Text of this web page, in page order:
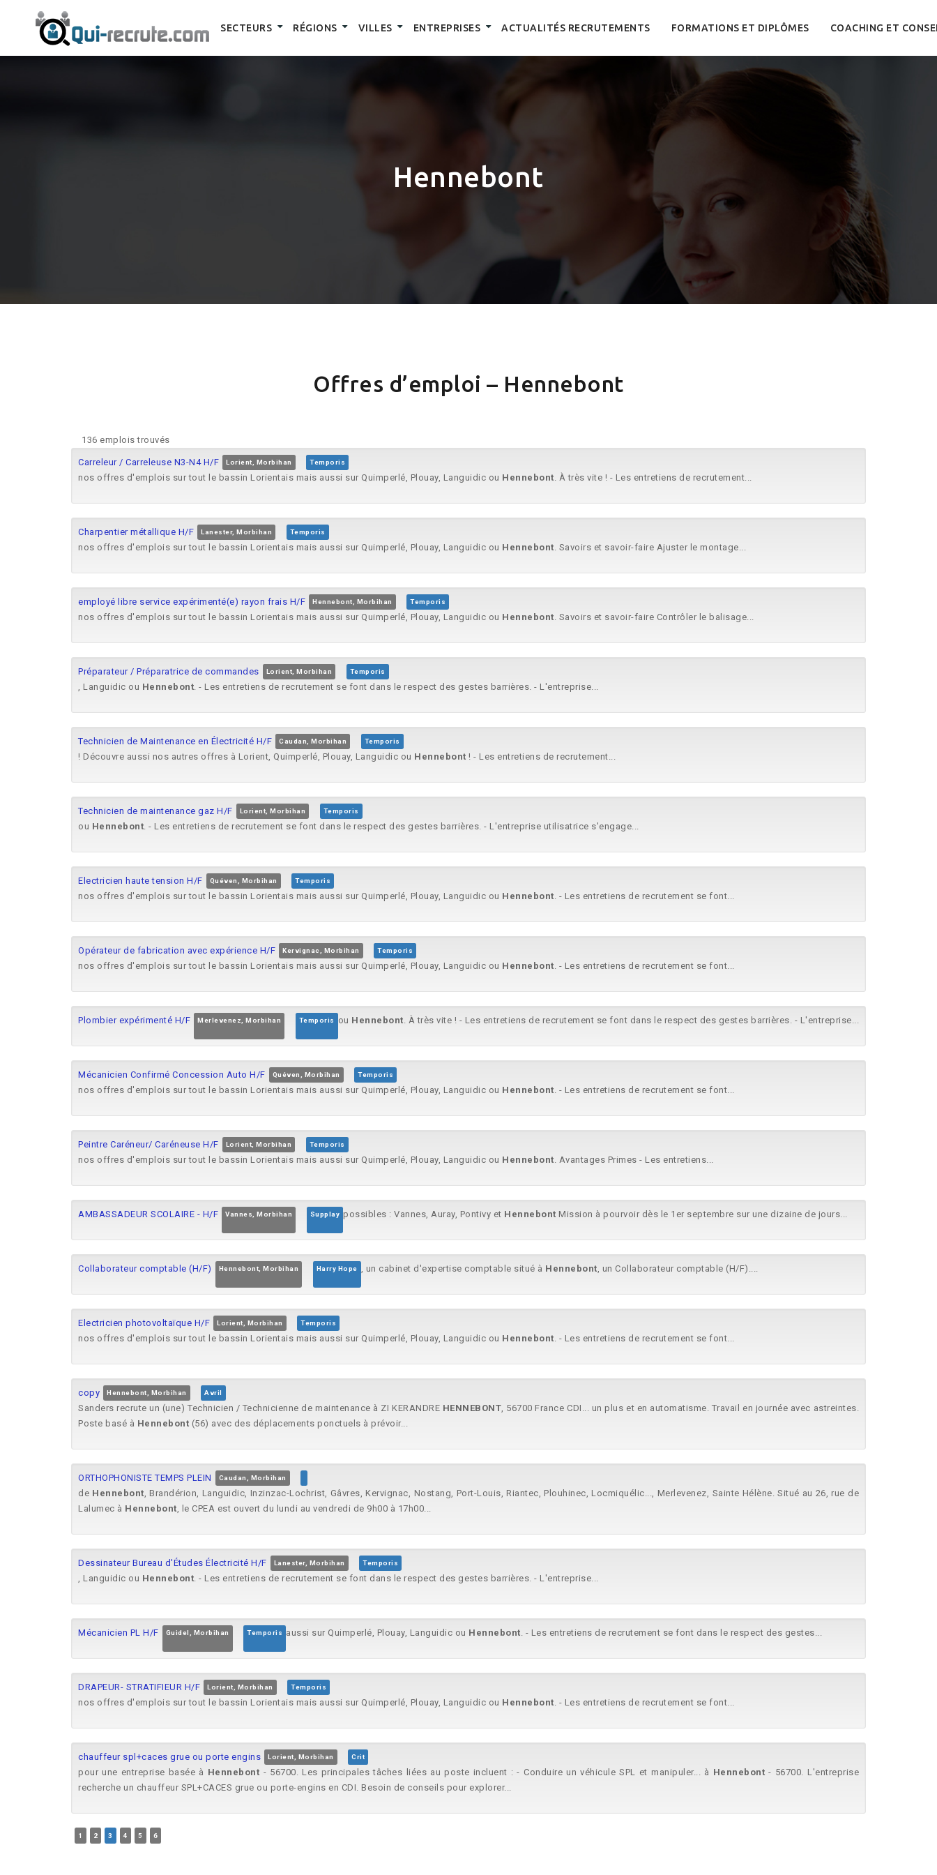
SECTEURS RÉGIONS VILLES ENTREPRISES ACTUALITÉS RECRUTEMENTS FORMATIONS ET DIPLÔMES COACHING ET
Hennebont
Offres d’emploi – Hennebont
136 emplois trouvés
Carreleur / Carreleuse N3-N4 H/F Lorient, Morbihan Temporis
nos offres d'emplois sur tout le bassin Lorientais mais aussi sur Quimperlé, Plouay, Languidic ou Hennebont. À très vite ! - Les entretiens de recrutement...
Charpentier métallique H/F Lanester, Morbihan Temporis
nos offres d'emplois sur tout le bassin Lorientais mais aussi sur Quimperlé, Plouay, Languidic ou Hennebont. Savoirs et savoir-faire Ajuster le montage...
employé libre service expérimenté(e) rayon frais H/F Hennebont, Morbihan Temporis
nos offres d'emplois sur tout le bassin Lorientais mais aussi sur Quimperlé, Plouay, Languidic ou Hennebont. Savoirs et savoir-faire Contrôler le balisage...
Préparateur / Préparatrice de commandes Lorient, Morbihan Temporis
, Languidic ou Hennebont. - Les entretiens de recrutement se font dans le respect des gestes barrières. - L'entreprise...
Technicien de Maintenance en Électricité H/F Caudan, Morbihan Temporis
! Découvre aussi nos autres offres à Lorient, Quimperlé, Plouay, Languidic ou Hennebont ! - Les entretiens de recrutement...
Technicien de maintenance gaz H/F Lorient, Morbihan Temporis
ou Hennebont. - Les entretiens de recrutement se font dans le respect des gestes barrières. - L'entreprise utilisatrice s'engage...
Electricien haute tension H/F Quéven, Morbihan Temporis
nos offres d'emplois sur tout le bassin Lorientais mais aussi sur Quimperlé, Plouay, Languidic ou Hennebont. - Les entretiens de recrutement se font...
Opérateur de fabrication avec expérience H/F Kervignac, Morbihan Temporis
nos offres d'emplois sur tout le bassin Lorientais mais aussi sur Quimperlé, Plouay, Languidic ou Hennebont. - Les entretiens de recrutement se font...
Plombier expérimenté H/F Merlevenez, Morbihan Temporis ou Hennebont. À très vite ! - Les entretiens de recrutement se font dans le respect des gestes barrières. - L'entreprise...
Mécanicien Confirmé Concession Auto H/F Quéven, Morbihan Temporis
nos offres d'emplois sur tout le bassin Lorientais mais aussi sur Quimperlé, Plouay, Languidic ou Hennebont. - Les entretiens de recrutement se font...
Peintre Caréneur/ Caréneuse H/F Lorient, Morbihan Temporis
nos offres d'emplois sur tout le bassin Lorientais mais aussi sur Quimperlé, Plouay, Languidic ou Hennebont. Avantages Primes - Les entretiens...
AMBASSADEUR SCOLAIRE - H/F Vannes, Morbihan Supplay possibles : Vannes, Auray, Pontivy et Hennebont Mission à pourvoir dès le 1er septembre sur une dizaine de jours...
Collaborateur comptable (H/F) Hennebont, Morbihan Harry Hope , un cabinet d'expertise comptable situé à Hennebont, un Collaborateur comptable (H/F)....
Electricien photovoltaïque H/F Lorient, Morbihan Temporis
nos offres d'emplois sur tout le bassin Lorientais mais aussi sur Quimperlé, Plouay, Languidic ou Hennebont. - Les entretiens de recrutement se font...
copy Hennebont, Morbihan Avril
Sanders recrute un (une) Technicien / Technicienne de maintenance à ZI KERANDRE HENNEBONT, 56700 France CDI... un plus et en automatisme. Travail en journée avec astreintes.
Poste basé à Hennebont (56) avec des déplacements ponctuels à prévoir...
ORTHOPHONISTE TEMPS PLEIN Caudan, Morbihan
de Hennebont, Brandérion, Languidic, Inzinzac-Lochrist, Gâvres, Kervignac, Nostang, Port-Louis, Riantec, Plouhinec, Locmiquélic..., Merlevenez, Sainte Hélène. Situé au 26, rue de
Lalumec à Hennebont, le CPEA est ouvert du lundi au vendredi de 9h00 à 17h00...
Dessinateur Bureau d'Études Électricité H/F Lanester, Morbihan Temporis
, Languidic ou Hennebont. - Les entretiens de recrutement se font dans le respect des gestes barrières. - L'entreprise...
Mécanicien PL H/F Guidel, Morbihan Temporis aussi sur Quimperlé, Plouay, Languidic ou Hennebont. - Les entretiens de recrutement se font dans le respect des gestes...
DRAPEUR- STRATIFIEUR H/F Lorient, Morbihan Temporis
nos offres d'emplois sur tout le bassin Lorientais mais aussi sur Quimperlé, Plouay, Languidic ou Hennebont. - Les entretiens de recrutement se font...
chauffeur spl+caces grue ou porte engins Lorient, Morbihan Crit
pour une entreprise basée à Hennebont - 56700. Les principales tâches liées au poste incluent : - Conduire un véhicule SPL et manipuler... à Hennebont - 56700. L'entreprise
recherche un chauffeur SPL+CACES grue ou porte-engins en CDI. Besoin de conseils pour explorer...
1 2 3 4 5 6